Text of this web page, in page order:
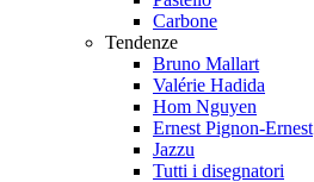
Carbone
Tendenze
Bruno Mallart
Valérie Hadida
Hom Nguyen
Ernest Pignon-Ernest
Jazzu
Tutti i disegnatori